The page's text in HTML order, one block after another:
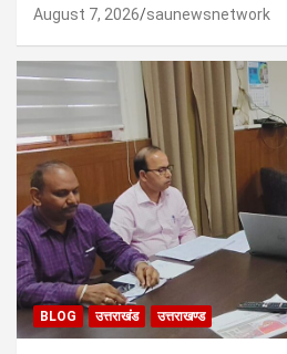
August 7, 2026 saunewsnetwork
BLOG उत्तराखंड उत्तराखण्ड